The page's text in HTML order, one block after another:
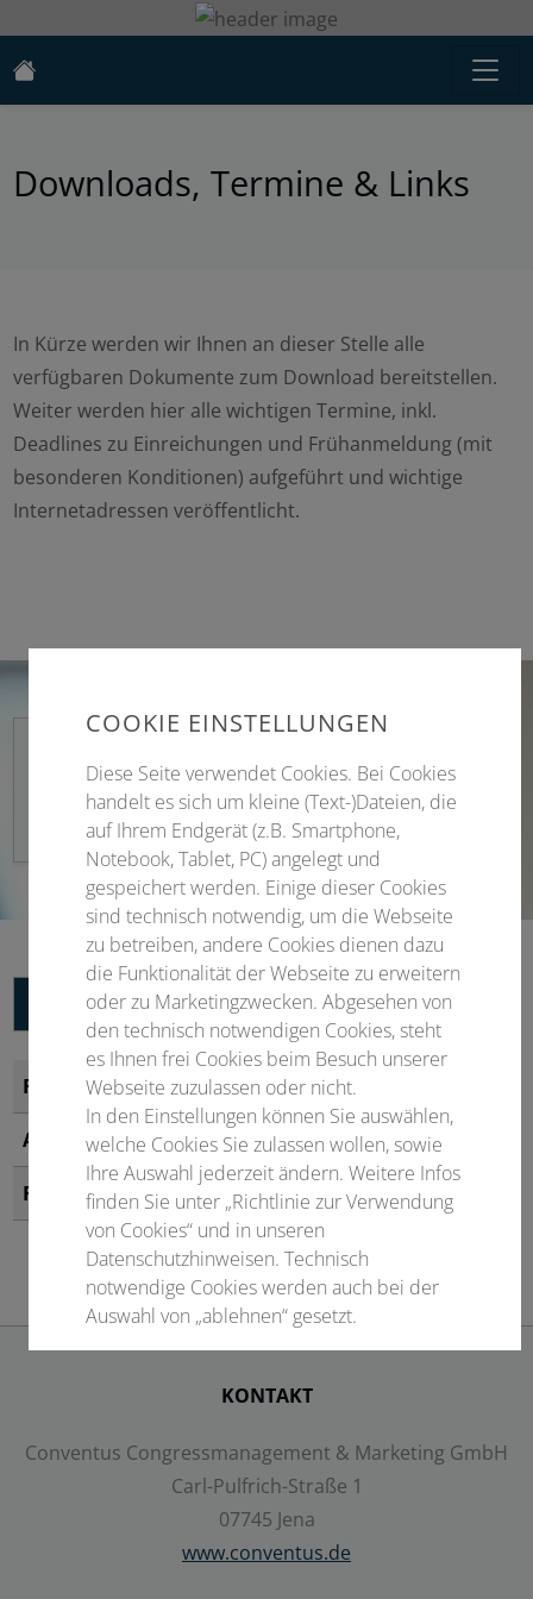
Downloads, Termine & Links
In Kürze werden wir Ihnen an dieser Stelle alle
verfügbaren Dokumente zum Download bereitstellen.
Weiter werden hier alle wichtigen Termine, inkl.
Deadlines zu Einreichungen und Frühanmeldung (mit
besonderen Konditionen) aufgeführt und wichtige
Internetadressen veröffentlicht.
DGMP2026_Ankündigung
PDF 562 KB
Termine Links
Fachsitzungseinreichung Termin folgt zeitnah!
Abstracteinreichung Termin folgt zeitnah!
Frühbuchergebühr Termin folgt zeitnah!
KONTAKT
Conventus Congressmanagement & Marketing GmbH
Carl-Pulfrich-Straße 1
07745 Jena
www.conventus.de
COOKIE EINSTELLUNGEN
Diese Seite verwendet Cookies. Bei Cookies
handelt es sich um kleine (Text-)Dateien, die
auf Ihrem Endgerät (z.B. Smartphone,
Notebook, Tablet, PC) angelegt und
gespeichert werden. Einige dieser Cookies
sind technisch notwendig, um die Webseite
zu betreiben, andere Cookies dienen dazu
die Funktionalität der Webseite zu erweitern
oder zu Marketingzwecken. Abgesehen von
den technisch notwendigen Cookies, steht
es Ihnen frei Cookies beim Besuch unserer
Webseite zuzulassen oder nicht.
In den Einstellungen können Sie auswählen,
welche Cookies Sie zulassen wollen, sowie
Ihre Auswahl jederzeit ändern. Weitere Infos
finden Sie unter „Richtlinie zur Verwendung
von Cookies“ und in unseren
Datenschutzhinweisen. Technisch
notwendige Cookies werden auch bei der
Auswahl von „ablehnen“ gesetzt.
Externer Inhalt
Alle auswählen